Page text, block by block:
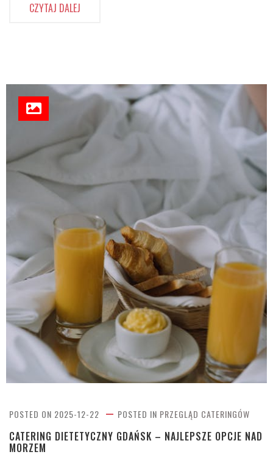
CZYTAJ DALEJ
POSTED ON 2025-12-22 POSTED IN PRZEGLĄD CATERINGÓW
CATERING DIETETYCZNY GDAŃSK – NAJLEPSZE OPCJE NAD
MORZEM